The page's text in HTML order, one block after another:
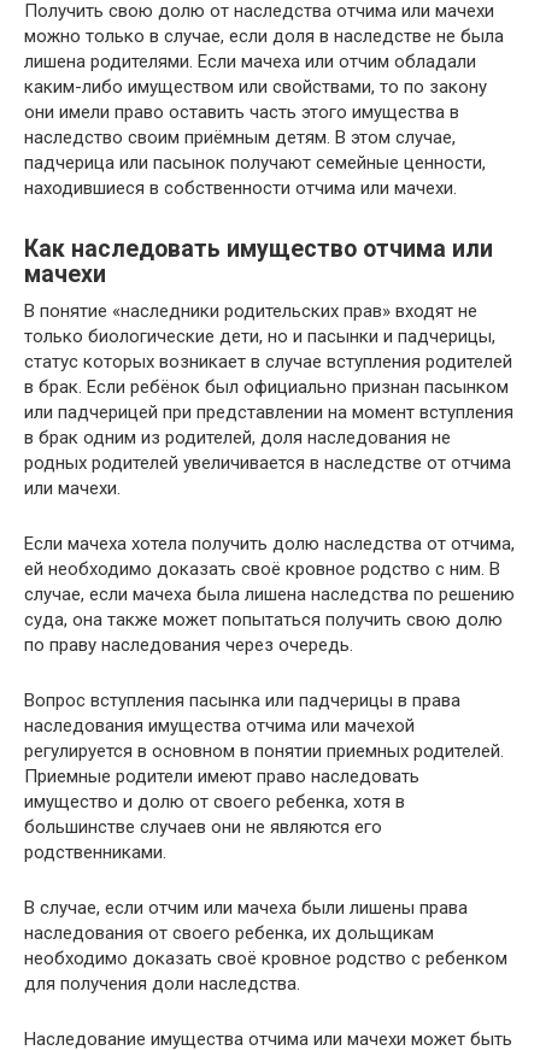
Получить свою долю от наследства отчима или мачехи
можно только в случае, если доля в наследстве не была
лишена родителями. Если мачеха или отчим обладали
каким-либо имуществом или свойствами, то по закону
они имели право оставить часть этого имущества в
наследство своим приёмным детям. В этом случае,
падчерица или пасынок получают семейные ценности,
находившиеся в собственности отчима или мачехи.
Как наследовать имущество отчима или
мачехи
В понятие «наследники родительских прав» входят не
только биологические дети, но и пасынки и падчерицы,
статус которых возникает в случае вступления родителей
в брак. Если ребёнок был официально признан пасынком
или падчерицей при представлении на момент вступления
в брак одним из родителей, доля наследования не
родных родителей увеличивается в наследстве от отчима
или мачехи.
Если мачеха хотела получить долю наследства от отчима,
ей необходимо доказать своё кровное родство с ним. В
случае, если мачеха была лишена наследства по решению
суда, она также может попытаться получить свою долю
по праву наследования через очередь.
Вопрос вступления пасынка или падчерицы в права
наследования имущества отчима или мачехой
регулируется в основном в понятии приемных родителей.
Приемные родители имеют право наследовать
имущество и долю от своего ребенка, хотя в
большинстве случаев они не являются его
родственниками.
В случае, если отчим или мачеха были лишены права
наследования от своего ребенка, их дольщикам
необходимо доказать своё кровное родство с ребенком
для получения доли наследства.
Наследование имущества отчима или мачехи может быть